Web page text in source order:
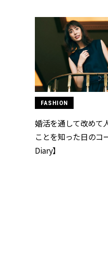
FASHION
婚活を通して改めて
ことを知った日のコ
Diary】